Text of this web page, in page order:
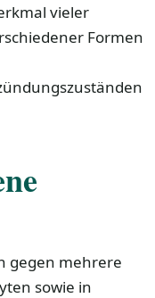
vieler
Formen
gegen mehrere
sowie in